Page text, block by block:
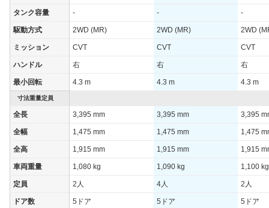
タンク容量 - - -
駆動方式 2WD (MR) 2WD (MR) 2WD
ミッション CVT CVT CVT
ハンドル 右 右 右
最小回転 4.3 m 4.3 m 4.3 m
寸法重量定員
全長 3,395 mm 3,395 mm 3,395
全幅 1,475 mm 1,475 mm 1,475
全高 1,915 mm 1,915 mm 1,915
車両重量 1,080 kg 1,090 kg 1,100 kg
定員 2人 4人 2人
ドア数 5ドア 5ドア 5ドア